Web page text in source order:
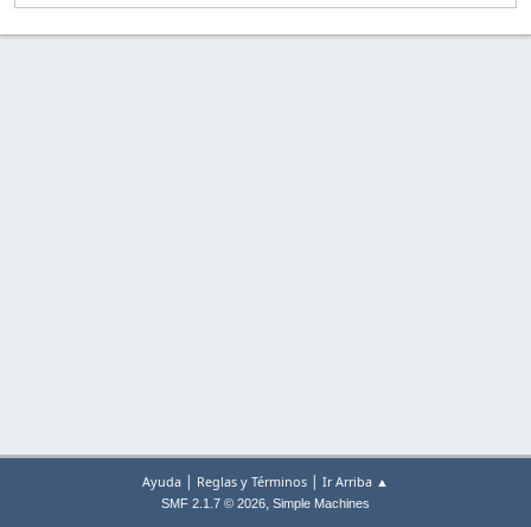
Ayuda | Reglas y Términos | Ir Arriba ▲
SMF 2.1.7 © 2026, Simple Machines